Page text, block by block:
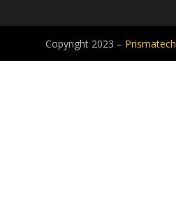
Copyright 2023 – Prismatech